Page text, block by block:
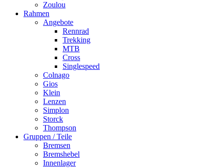
Zoulou
Rahmen
Angebote
Rennrad
Trekking
MTB
Cross
Singlespeed
Colnago
Gios
Klein
Lenzen
Simplon
Storck
Thompson
Gruppen / Teile
Bremsen
Bremshebel
Innenlager